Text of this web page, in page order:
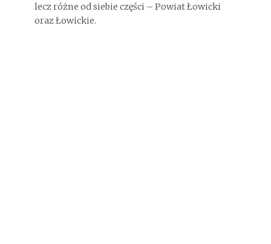
lecz różne od siebie części – Powiat Łowicki
oraz Łowickie.